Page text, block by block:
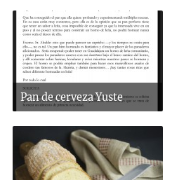
Pan de cerveza Yuste